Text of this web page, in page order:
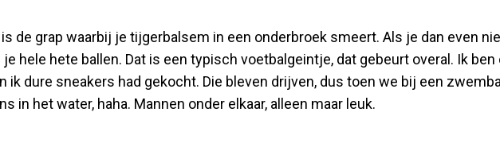
de grap waarbij je tijgerbalsem in een onderbroek smeert. Als je dan even
hele hete ballen. Dat is een typisch voetbalgeintje, dat gebeurt overal. Ik ben
ik dure sneakers had gekocht. Die bleven drijven, dus toen we bij een
in het water, haha. Mannen onder elkaar, alleen maar leuk.